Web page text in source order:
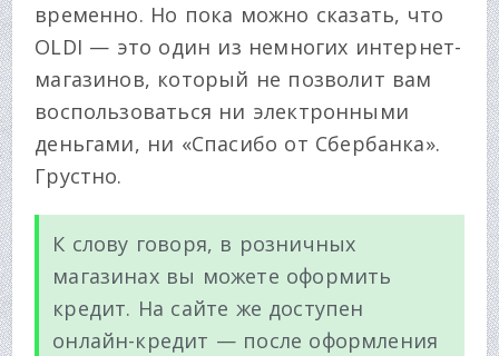
временно. Но пока можно сказать, что
OLDI — это один из немногих интернет-
магазинов, который не позволит вам
воспользоваться ни электронными
деньгами, ни «Спасибо от Сбербанка».
Грустно.
К слову говоря, в розничных
магазинах вы можете оформить
кредит. На сайте же доступен
онлайн-кредит — после оформления